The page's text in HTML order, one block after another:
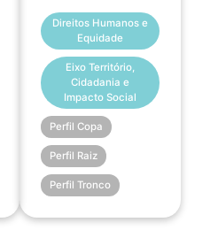
Direitos Humanos e
Equidade
Eixo Território,
Cidadania e
Impacto Social
Perfil Copa
Perfil Raiz
Perfil Tronco